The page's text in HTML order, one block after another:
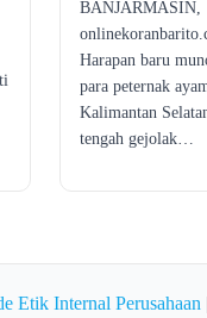
BANJARMASIN,
Harapan baru
para peternak
Kalimantan
tengah gejolak…
Etik Internal Perusahaan